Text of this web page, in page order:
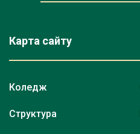
Карта сайту
Коледж
Структура